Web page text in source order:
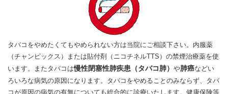
タバコをやめたくてもやめられない方は当院にご相談下さい。内服薬
（チャンピックス）または貼付剤（ニコチネルTTS）の禁煙治療薬を使
います。またタバコは慢性閉塞性肺疾患（タバコ肺） や肺癌などい
ろいろな病気の原因になります。タバコをやめることのみならず、タバ
コが原因の病気の有無についても総合的に診療いたします。健康保険等